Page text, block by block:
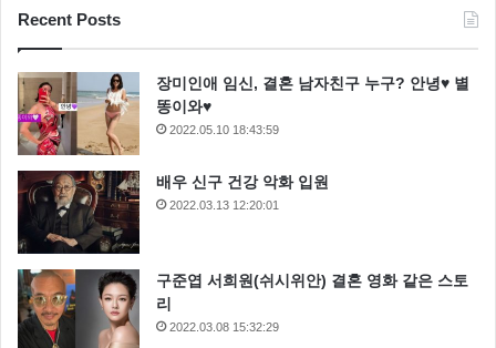
Recent Posts
장미인애 임신, 결혼 남자친구 누구? 안녕♥ 별
똥이와♥
2022.05.10 18:43:59
배우 신구 건강 악화 입원
2022.03.13 12:20:01
구준엽 서희원(쉬시위안) 결혼 영화 같은 스토
리
2022.03.08 15:32:29